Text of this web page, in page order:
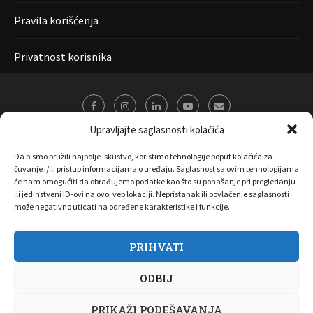
Upravljajte saglasnosti kolačića
Da bismo pružili najbolje iskustvo, koristimo tehnologije poput kolačića za
čuvanje i/ili pristup informacijama o uređaju. Saglasnost sa ovim tehnologijama
će nam omogućiti da obrađujemo podatke kao što su ponašanje pri pregledanju
ili jedinstveni ID-ovi na ovoj veb lokaciji. Nepristanak ili povlačenje saglasnosti
može negativno uticati na određene karakteristike i funkcije.
PRIHVATI
ODBIJ
PRIKAŽI PODEŠAVANJA
Pravila korišćenja
Privatnost korisnika
O nama Marketing Kontakt FAQ
Privatnost korisnika
Pravila korišćenja